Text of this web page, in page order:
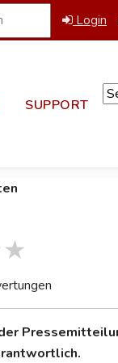
Login
SUPPORT